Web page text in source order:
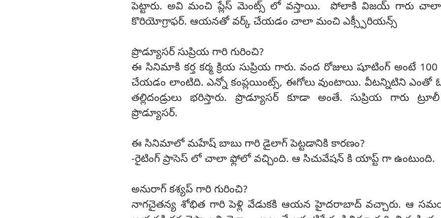
పెట్టారు. అవి మంచి ప్లేస్ మెంట్స్ లో వస్తాయి. పోలాకి విజయ్ గారు
కొరియోగ్రాఫర్. ఆయనతో వర్క్ చేయడం చాలా మంచి ఎక్స్పీరియన్స్
ప్రొడ్యూసర్ సుప్రియ గారి గురించి?
ఈ సినిమాకి కర్త కర్మ క్రియ సుప్రియ గారు. వంద రోజులు షూటింగ్ అంటే 100
చేయడం లాంటిది. ఎన్నో కంప్లయింట్స్, ఈగోలు వుంటాయి. వీటన్నిటిని ఎంతో
తల్లిదండ్రులు భరిస్తారు. ప్రొడ్యూసర్ కూడా అంతే. సుప్రియ గారు
ప్రొడ్యూసర్.
ఈ సినిమాలో మహేష్ బాబు గారి డైలాగ్ పెట్టడానికి కారణం?
-రైటింగ్ ప్రాసెస్ లో చాలా ఫ్లోలో వచ్చింది. ఆ సిచువేషన్ కి యాప్ట్ గా ఉంటుంది.
అనురాగ్ కశ్యప్ గారి గురించి?
నాగచైతన్య శోభిత గారి పెళ్లి వేడుకకి ఆయన హైదరాబాద్ వచ్చారు. ఆ